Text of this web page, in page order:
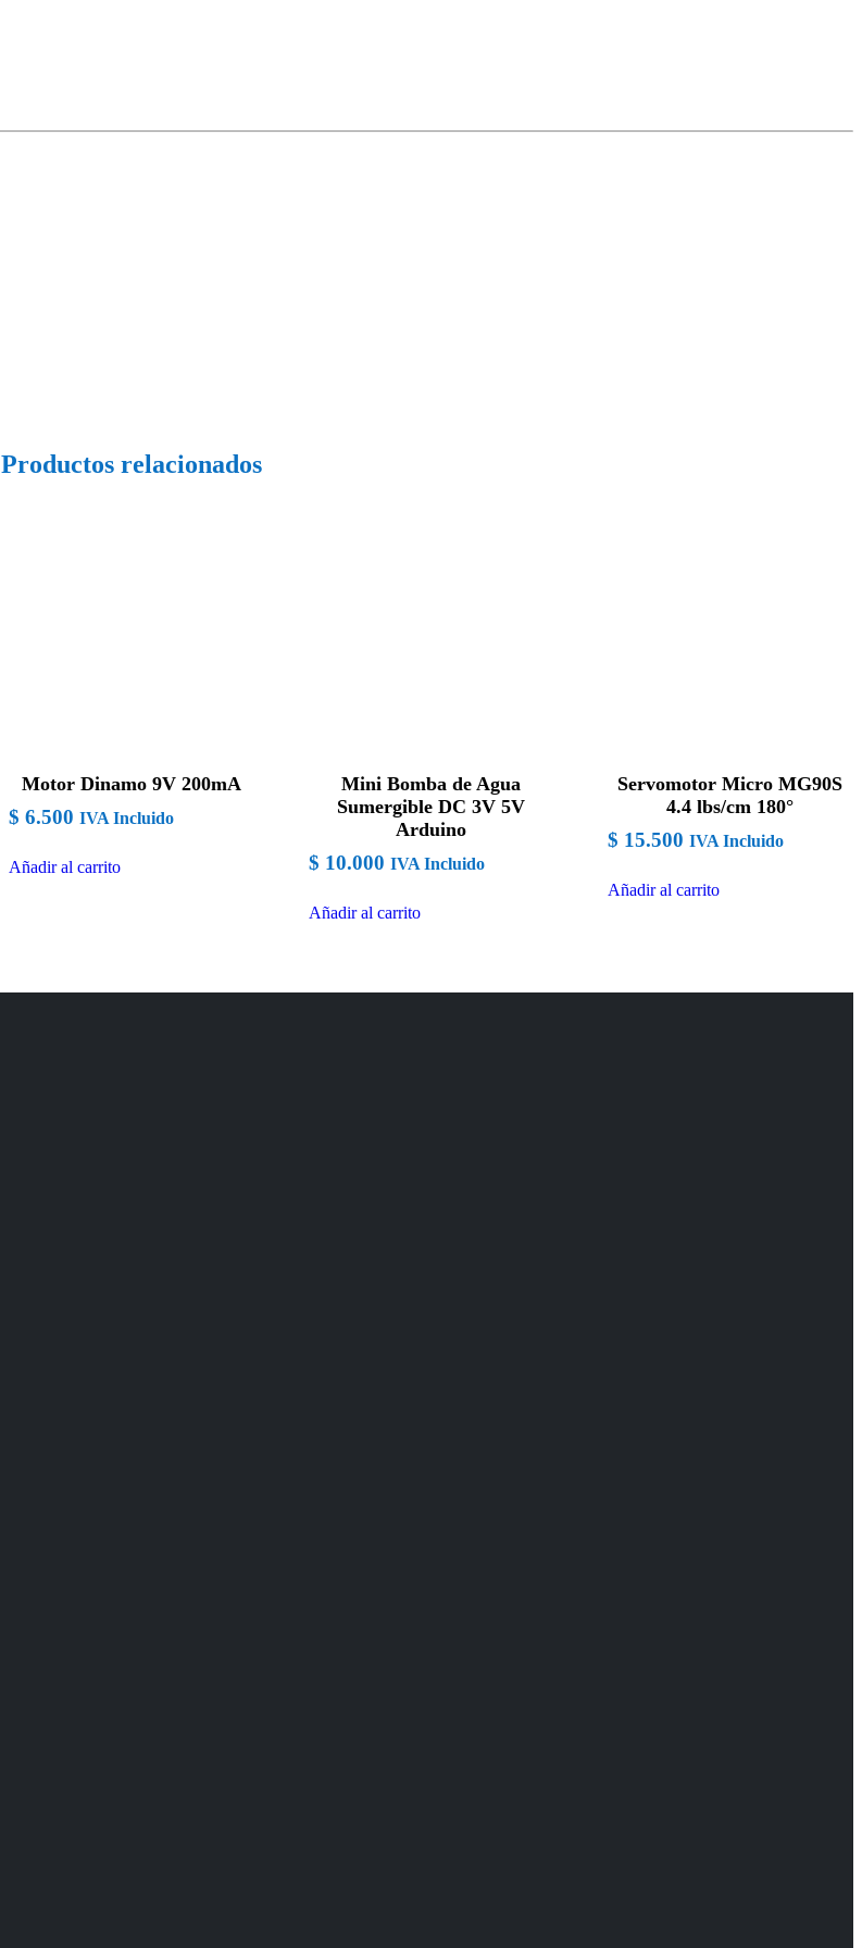
Productos relacionados
Motor Dinamo 9V 200mA
$ 6.500 IVA Incluido
Añadir al carrito
Mini Bomba de Agua
Sumergible DC 3V 5V
Arduino
$ 10.000 IVA Incluido
Añadir al carrito
Servomotor Micro MG90S
4.4 lbs/cm 180°
$ 15.500 IVA Incluido
Añadir al carrito